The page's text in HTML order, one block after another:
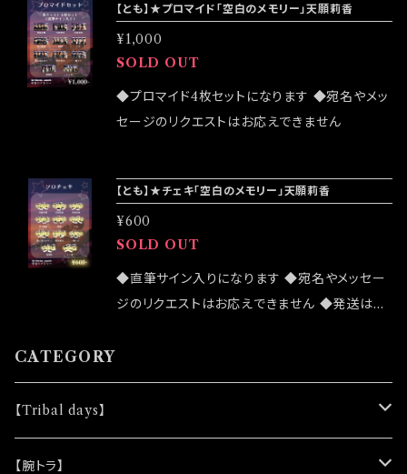
みるんだ、夏。」大感謝祭終了後になります 公演
詳細はこちら↓ https://tribaldays.com/inf
o/6752405
【とも】★プロマイド「空白のメモリー」天願莉香
¥1,000
SOLD OUT
◆プロマイド4枚セットになります ◆宛名やメッ
セージのリクエストはお応えできません
【とも】★チェキ「空白のメモリー」天願莉香
¥600
SOLD OUT
◆直筆サイン入りになります ◆宛名やメッセー
ジのリクエストはお応えできません ◆発送はラ
CATEGORY
【Tribal days】
★ノベルティー
【腕トラ】